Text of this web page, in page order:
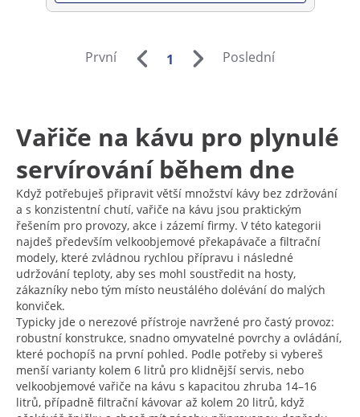
První 1 Poslední
Vařiče na kávu pro plynulé
servírování během dne
Když potřebuješ připravit větší množství kávy bez zdržování
a s konzistentní chutí, vařiče na kávu jsou praktickým
řešením pro provozy, akce i zázemí firmy. V této kategorii
najdeš především velkoobjemové překapávače a filtrační
modely, které zvládnou rychlou přípravu i následné
udržování teploty, aby ses mohl soustředit na hosty,
zákazníky nebo tým místo neustálého dolévání do malých
konviček.
Typicky jde o nerezové přístroje navržené pro častý provoz:
robustní konstrukce, snadno omyvatelné povrchy a ovládání,
které pochopíš na první pohled. Podle potřeby si vybereš
menší varianty kolem 6 litrů pro klidnější servis, nebo
velkoobjemové vařiče na kávu s kapacitou zhruba 14–16
litrů, případně filtrační kávovar až kolem 20 litrů, když